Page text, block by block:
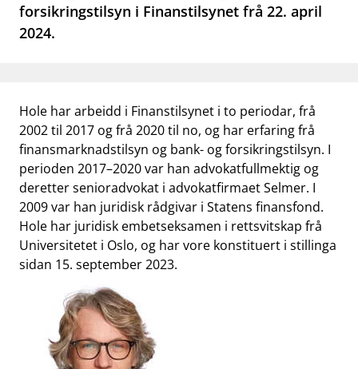
mail_outlineKontakt oss
notifications_noneAbonner på nyhetsvarsel
forsikringstilsyn i Finanstilsynet frå 22. april
2024.
Hole har arbeidd i Finanstilsynet i to periodar, frå
2002 til 2017 og frå 2020 til no, og har erfaring frå
finansmarknadstilsyn og bank- og forsikringstilsyn. I
perioden 2017–2020 var han advokatfullmektig og
deretter senioradvokat i advokatfirmaet Selmer. I
2009 var han juridisk rådgivar i Statens finansfond.
Hole har juridisk embetseksamen i rettsvitskap frå
Universitetet i Oslo, og har vore konstituert i stillinga
sidan 15. september 2023.